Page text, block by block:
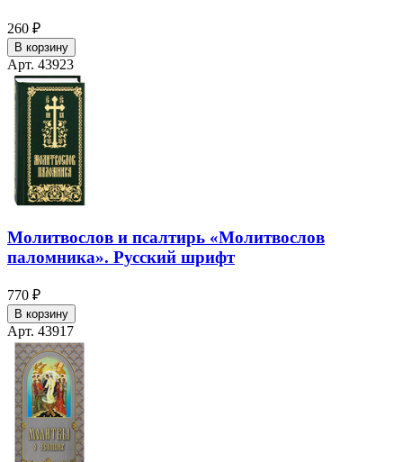
260 ₽
В корзину
Арт. 43923
Молитвослов и псалтирь «Молитвослов
паломника». Русский шрифт
770 ₽
В корзину
Арт. 43917